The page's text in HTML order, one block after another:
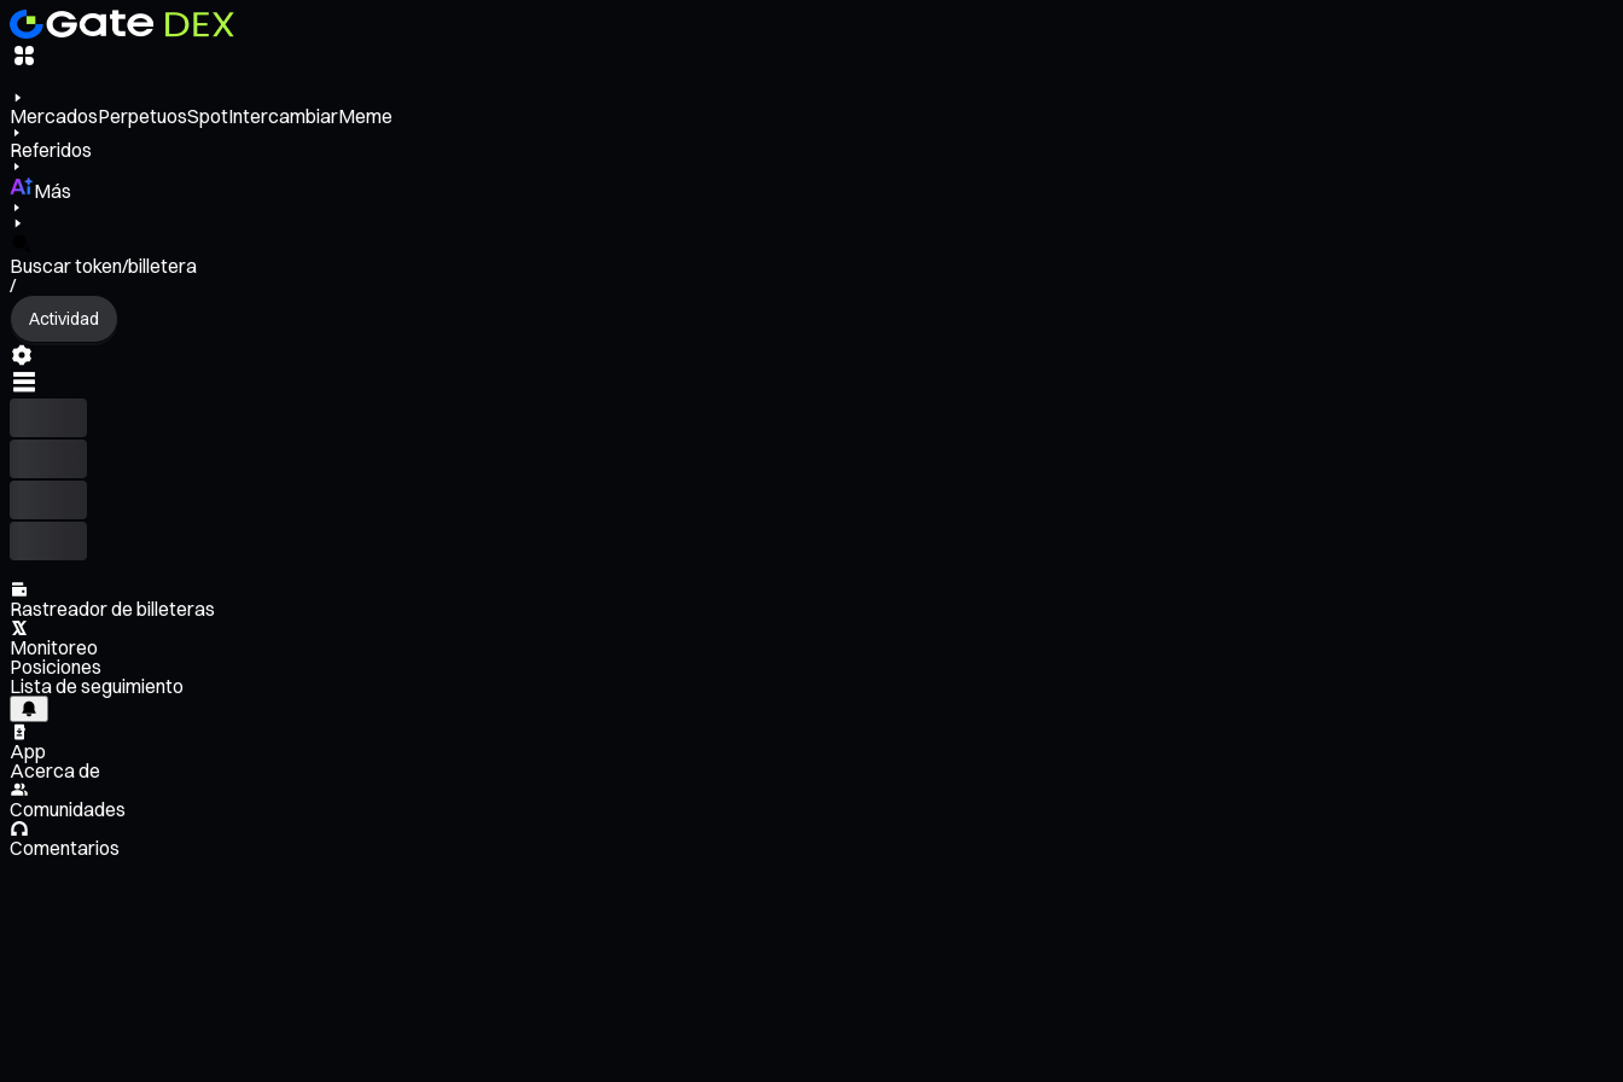
MercadosPerpetuosSpotIntercambiarMeme
Referidos
Más
Buscar token/billetera
/
Actividad
Rastreador de billeteras
Monitoreo
Posiciones
Lista de seguimiento
App
Acerca de
Comunidades
Comentarios